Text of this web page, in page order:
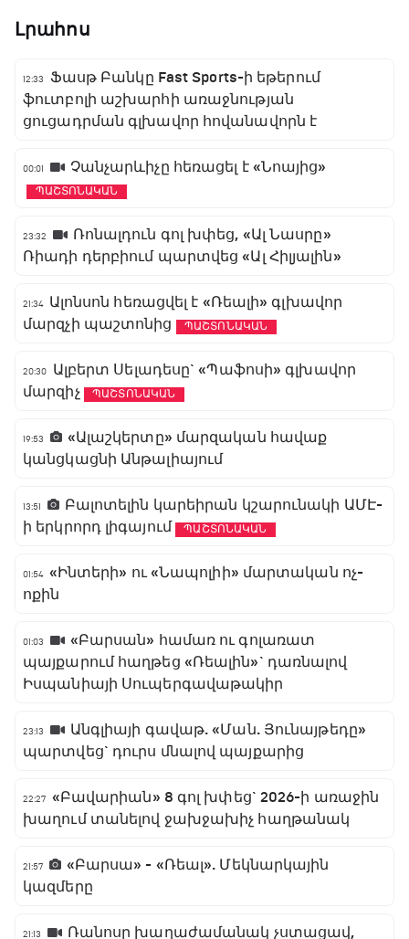
Լրահոս
12:33
Ֆասթ Բանկը Fast Sports-ի եթերում
ֆուտբոլի աշխարհի առաջնության
ցուցադրման գլխավոր հովանավորն է
00:01 Չանչարևիչը հեռացել է «Նոայից»
ՊԱՇՏՈՆԱԿԱՆ
23:32
Ռոնալդուն գոլ խփեց, «Ալ Նասրը»
Ռիադի դերբիում պարտվեց «Ալ Հիլյալին»
21:34 Ալոնսոն հեռացվել է «Ռեալի» գլխավոր
մարզչի պաշտոնից
ՊԱՇՏՈՆԱԿԱՆ
20:30
Ալբերտ Սելադեսը` «Պաֆոսի» գլխավոր
մարզիչ
ՊԱՇՏՈՆԱԿԱՆ
19:53
«Ալաշկերտը» մարզական հավաք
կանցկացնի Անթալիայում
13:51
Բալոտելին կարեիրան կշարունակի ԱՄԷ-
ի երկրորդ լիգայում
ՊԱՇՏՈՆԱԿԱՆ
01:54 «Ինտերի» ու «Նապոլիի» մարտական ոչ-
ոքին
01:03
«Բարսան» համառ ու գոլառատ
պայքարում հաղթեց «Ռեալին»` դառնալով
Իսպանիայի Սուպերգավաթակիր
23:13
Անգլիայի գավաթ. «Ման. Յունայթեդը»
պարտվեց` դուրս մնալով պայքարից
22:27 «Բավարիան» 8 գոլ խփեց` 2026-ի առաջին
խաղում տանելով ջախջախիչ հաղթանակ
21:57
«Բարսա» - «Ռեալ». Մեկնարկային
կազմերը
21:13 Ռանոսը խաղաժամանակ չստացավ,